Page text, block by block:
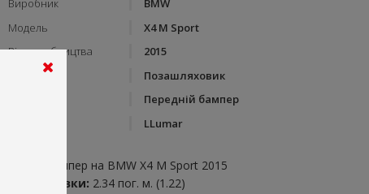
Виробник
BMW
Модель
X4 M Sport
Рік виробництва
2015
Тип кузову
Позашляховик
Передній бампер
LLumar
Передній бампер на BMW X4 M Sport 2015
Витрата плівки: 2.34 пог. м. (1.22)